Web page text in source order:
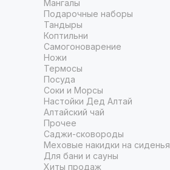
Мангалы
Подарочные наборы
Тандыры
Коптильни
Самогоноварение
Ножи
Термосы
Посуда
Соки и Морсы
Настойки Дед Алтай
Алтайский чай
Прочее
Саджи-сковороды
Меховые накидки на сиденья
Для бани и сауны
Хиты продаж